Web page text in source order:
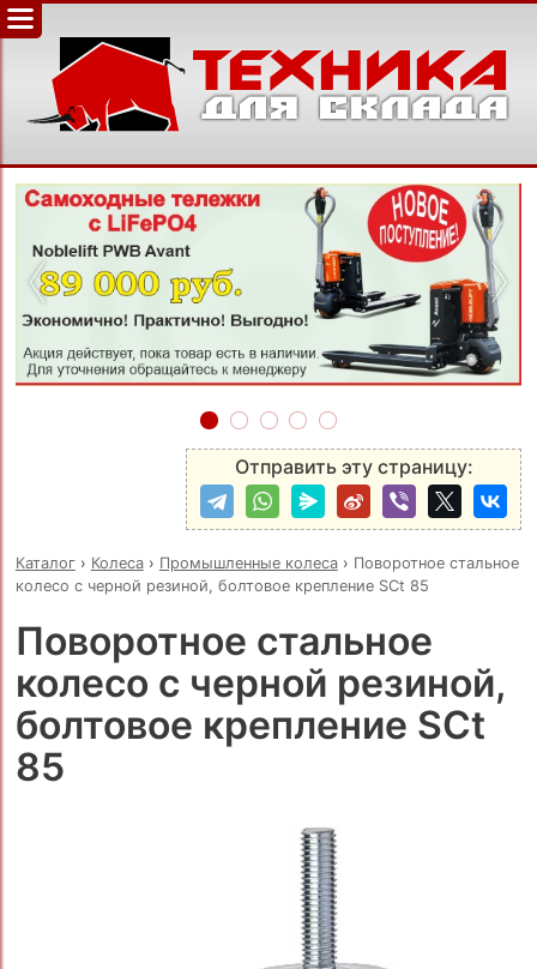
‹ ›
Отправить эту страницу:
Каталог› Колеса› Промышленные колеса› Поворотное стальное
колесо с черной резиной, болтовое крепление SCt 85
Поворотное стальное
колесо с черной резиной,
болтовое крепление SCt
85